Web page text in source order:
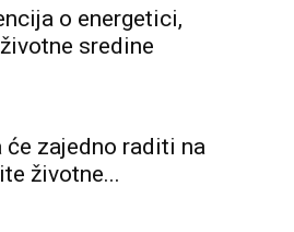
o energetici,
sredine
će zajedno raditi na
životne...